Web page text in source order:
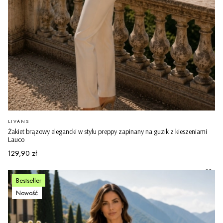
Żakiet brązowy elegancki w stylu preppy zapinany na guzik z kieszeniami
Lauco
PRODUCENT
LIVANS
Cena
129,90 zł
Bestseller
Nowość